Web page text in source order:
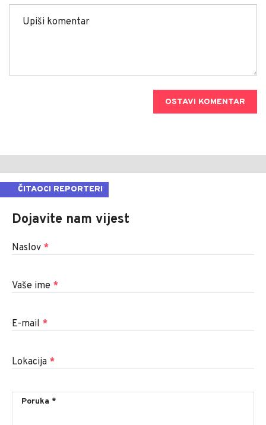
OSTAVI KOMENTAR
ČITAOCI REPORTERI
Dojavite nam vijest
Naslov *
Vaše ime *
E-mail *
Lokacija *